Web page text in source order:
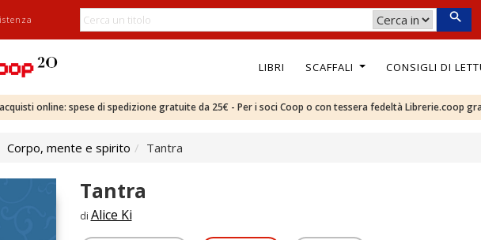
LIBRI SCAFFALI CONSIGLI DI
online: spese di spedizione gratuite da 25€ - Per i soci Coop o con tessera fedeltà Librerie.coop
Corpo, mente e spirito Tantra
Tantra
di Alice Ki